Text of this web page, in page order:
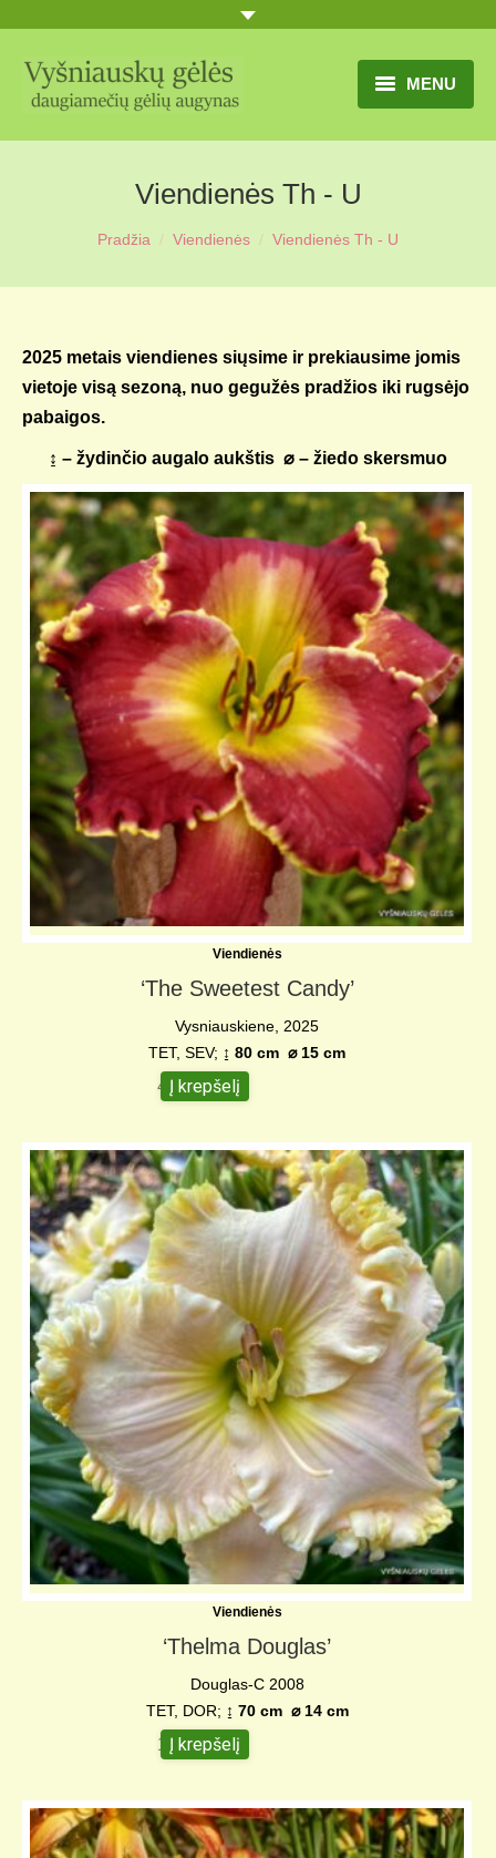
MENU
TITULINIS
GĖLIŲ KATALOGAS
PRANEŠIMAI
APIE MUS
MŪSŲ AUGYNAS
KELIONIŲ GALERIJA
Viendienės Th - U
Pradžia Viendienės Viendienės Th - U
2025 metais viendienes siųsime ir prekiausime jomis
vietoje visą sezoną, nuo gegužės pradžios iki rugsėjo
pabaigos.
↨ – žydinčio augalo aukštis ⌀ – žiedo skersmuo
Viendienės
‘The Sweetest Candy’
Vysniauskiene, 2025
TET, SEV; ↨ 80 cm ⌀ 15 cm
45,00€
Į krepšelį
Viendienės
‘Thelma Douglas’
Douglas-C 2008
TET, DOR; ↨ 70 cm ⌀ 14 cm
15,00€
Į krepšelį